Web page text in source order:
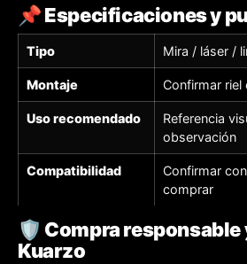
📌 Especificaciones y
Tipo Mira / láser /
Montaje Confirmar
Uso recomendado
Referencia
observación
Compatibilidad
Confirmar
comprar
🛡️ Compra responsable
Kuarzo